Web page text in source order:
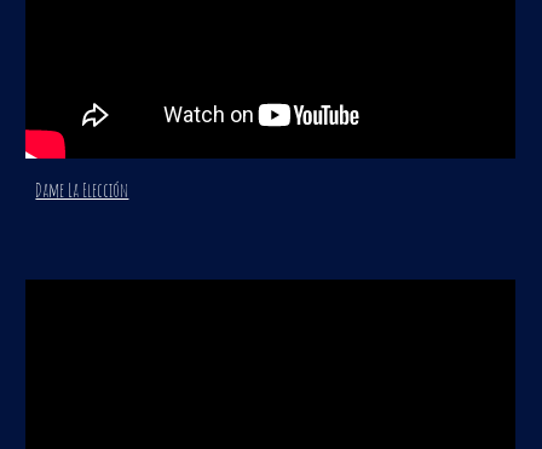
Dame La Elección